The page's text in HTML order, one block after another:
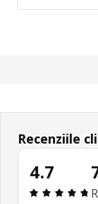
Recenziile
4.7